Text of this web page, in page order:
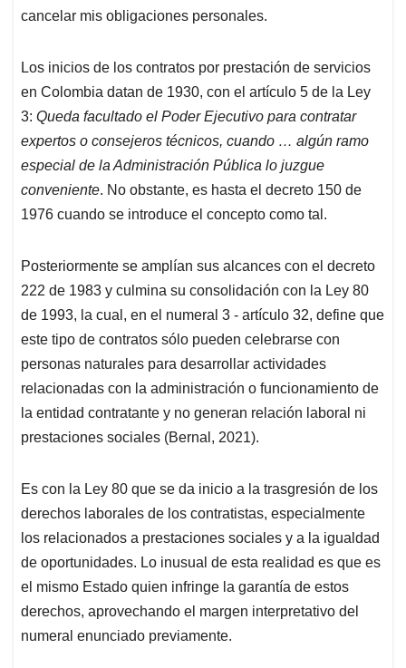
cancelar mis obligaciones personales.
Los inicios de los contratos por prestación de servicios
en Colombia datan de 1930, con el artículo 5 de la Ley
3: Queda facultado el Poder Ejecutivo para contratar
expertos o consejeros técnicos, cuando … algún ramo
especial de la Administración Pública lo juzgue
conveniente. No obstante, es hasta el decreto 150 de
1976 cuando se introduce el concepto como tal.
Posteriormente se amplían sus alcances con el decreto
222 de 1983 y culmina su consolidación con la Ley 80
de 1993, la cual, en el numeral 3 - artículo 32, define que
este tipo de contratos sólo pueden celebrarse con
personas naturales para desarrollar actividades
relacionadas con la administración o funcionamiento de
la entidad contratante y no generan relación laboral ni
prestaciones sociales (Bernal, 2021).
Es con la Ley 80 que se da inicio a la trasgresión de los
derechos laborales de los contratistas, especialmente
los relacionados a prestaciones sociales y a la igualdad
de oportunidades. Lo inusual de esta realidad es que es
el mismo Estado quien infringe la garantía de estos
derechos, aprovechando el margen interpretativo del
numeral enunciado previamente.